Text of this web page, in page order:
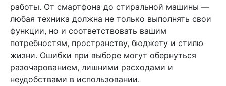
работы. От смартфона до стиральной машины —
любая техника должна не только выполнять свои
функции, но и соответствовать вашим
потребностям, пространству, бюджету и стилю
жизни. Ошибки при выборе могут обернуться
разочарованием, лишними расходами и
неудобствами в использовании.